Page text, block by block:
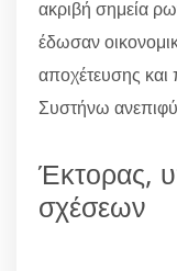
ακριβή σημεία
έδωσαν
αποχέτευσης
Συστήνω
Έκτορας,
σχέσεων